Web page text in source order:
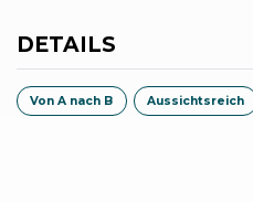
DETAILS
Von A nach B Aussichtsreich